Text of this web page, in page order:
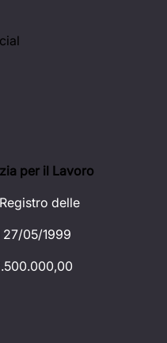
per il Lavoro
delle
27/05/1999